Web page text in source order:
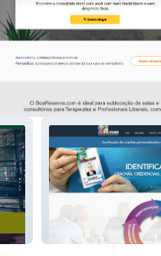
Multicard Identificações